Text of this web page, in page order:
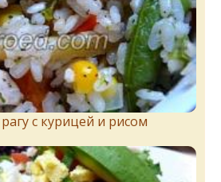
с курицей и рисом